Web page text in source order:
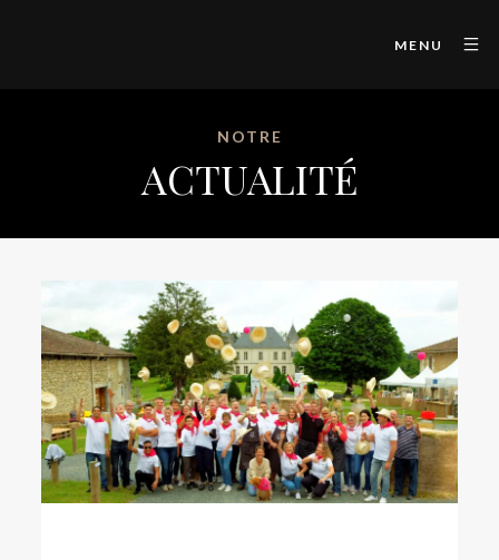
MENU
NOTRE
ACTUALITÉ